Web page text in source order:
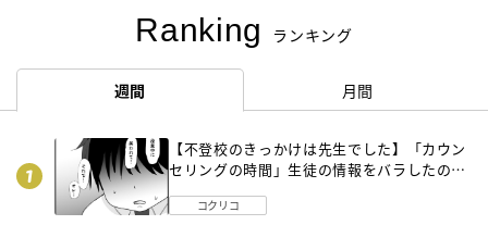
Ranking ランキング
週間 月間
【不登校のきっかけは先生でした】「カウン
セリングの時間」生徒の情報をバラしたの
コクリコ